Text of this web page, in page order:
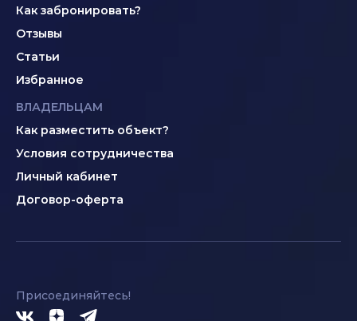
Как забронировать?
Отзывы
Статьи
Избранное
ВЛАДЕЛЬЦАМ
Как разместить объект?
Условия сотрудничества
Личный кабинет
Договор-оферта
Присоединяйтесь!